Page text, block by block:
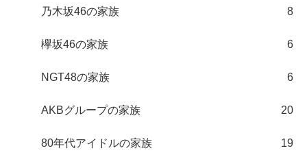
乃木坂46の家族 8
欅坂46の家族 6
NGT48の家族 6
AKBグループの家族 20
80年代アイドルの家族 19